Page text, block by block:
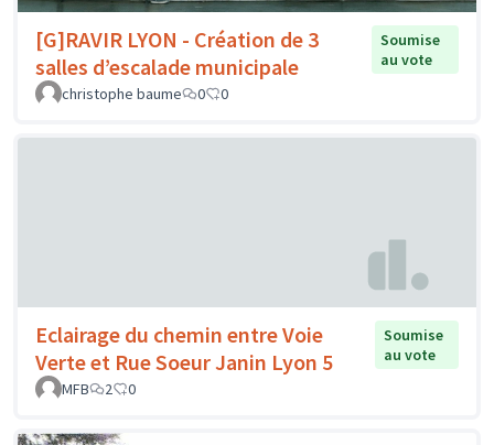
[G]RAVIR LYON - Création de 3
salles d’escalade municipale
Soumise
au vote
christophe baume
0 0
Eclairage du chemin entre Voie
Verte et Rue Soeur Janin Lyon 5
Soumise
au vote
MFB
2 0